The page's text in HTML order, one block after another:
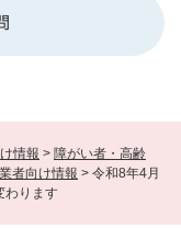
情報 > 障がい者・高齢
者向け情報 > 令和8年4月
わります